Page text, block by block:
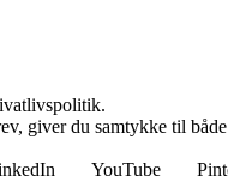
giver du samtykke til
YouTube